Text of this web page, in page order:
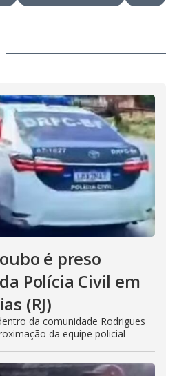
é preso
Polícia Civil em
(RJ)
da comunidade Rodrigues
da equipe policial